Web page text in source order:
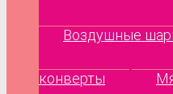
Воздушные
конверты